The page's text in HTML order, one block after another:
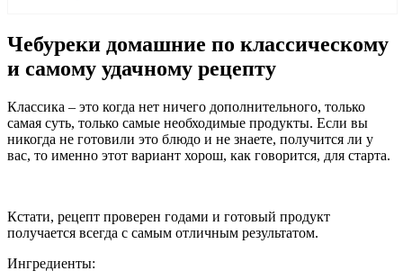
Чебуреки домашние по классическому
и самому удачному рецепту
Классика – это когда нет ничего дополнительного, только
самая суть, только самые необходимые продукты. Если вы
никогда не готовили это блюдо и не знаете, получится ли у
вас, то именно этот вариант хорош, как говорится, для старта.
Кстати, рецепт проверен годами и готовый продукт
получается всегда с самым отличным результатом.
Ингредиенты: